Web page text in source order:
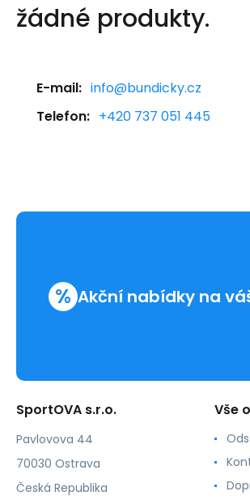
žádné produkty.
E-mail: info@bundicky.cz
Telefon: +420 737 051 445
% Akční nabídky na
SportOVA s.r.o.
Pavlovova 44
70030 Ostrava
Česká Republika
Vše